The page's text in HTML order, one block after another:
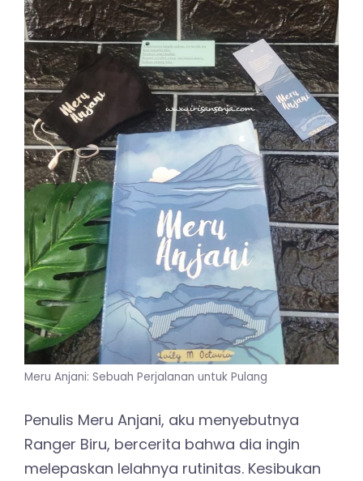
Meru Anjani: Sebuah Perjalanan untuk Pulang
Penulis Meru Anjani, aku menyebutnya
Ranger Biru, bercerita bahwa dia ingin
melepaskan lelahnya rutinitas. Kesibukan